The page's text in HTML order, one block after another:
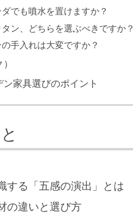
でも噴水を置けますか？
ン、どちらを選ぶべきですか？
手入れは大変ですか？
家具選びのポイント
する「五感の演出」とは
の違いと選び方